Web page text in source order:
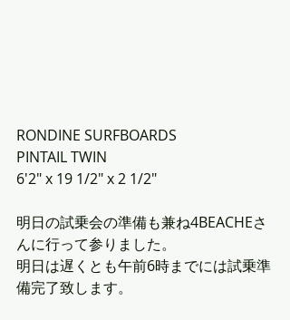
RONDINE SURFBOARDS
PINTAIL TWIN
6'2" x 19 1/2" x 2 1/2"
明日の試乗会の準備も兼ね4BEACHEさ
んに行って参りました。
明日は遅くとも午前6時までには試乗準
備完了致します。